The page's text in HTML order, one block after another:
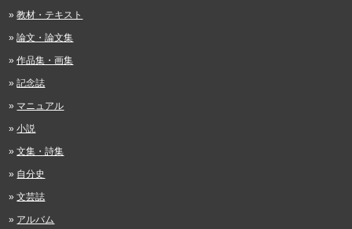
教材・テキスト
論文・論文集
作品集・画集
記念誌
マニュアル
小説
文集・詩集
自分史
文芸誌
アルバム